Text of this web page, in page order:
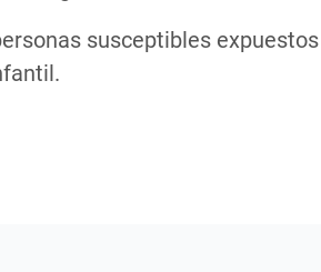
susceptibles